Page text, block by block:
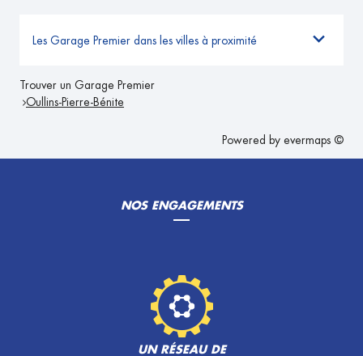
Les Garage Premier dans les villes à proximité
Trouver un Garage Premier
Oullins-Pierre-Bénite
Powered by evermaps ©
NOS ENGAGEMENTS
UN RÉSEAU DE